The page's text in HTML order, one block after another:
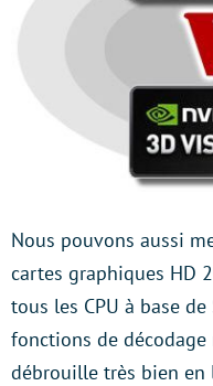
Nous pouvons aussi
cartes graphiques HD
tous les CPU à base
fonctions de
débrouille très bien en